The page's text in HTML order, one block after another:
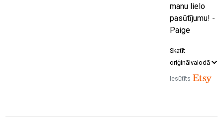
manu lielo
pasūtījumu! -
Paige
Skatīt
oriģinālvalodā
Iesūtīts